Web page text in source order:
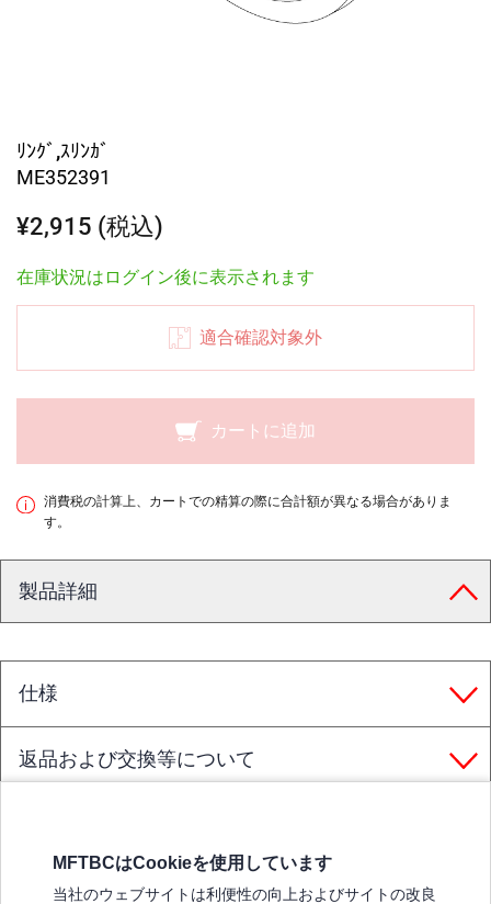
ﾘﾝｸﾞ,ｽﾘﾝｶﾞ
ME352391
¥2,915 (税込)
在庫状況はログイン後に表示されます
適合確認対象外
カートに追加
消費税の計算上、カートでの精算の際に合計額が異なる場合がありま
す。
製品詳細
仕様
返品および交換等について
MFTBCはCookieを使用しています
当社のウェブサイトは利便性の向上およびサイトの改良